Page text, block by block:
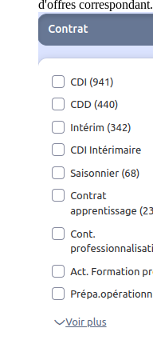
d'offres correspondant.